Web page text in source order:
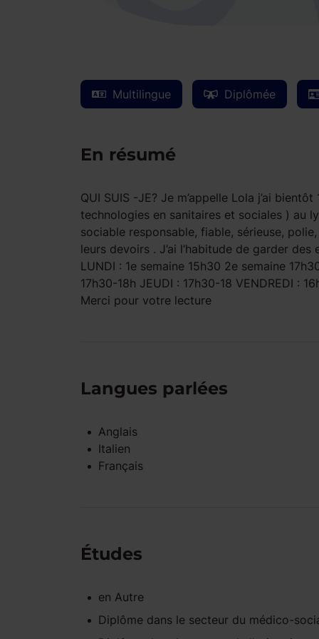
Multilingue Diplômée
En résumé
QUI SUIS -JE? Je m’appelle Lola j’ai
technologies en sanitaires et sociales ) au
sociable responsable, fiable, sérieuse,
leurs devoirs . J’ai l’habitude de garder
LUNDI : 1e semaine 15h30 2e semaine
17h30-18h JEUDI : 17h30-18 VENDREDI :
Merci pour votre lecture
Langues parlées
Anglais
Italien
Français
Études
en Autre
Diplôme dans le secteur du médico-